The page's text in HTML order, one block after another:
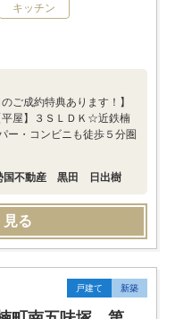
キッチン
ご成約特典あります！】
平屋】３ＳＬＤＫ☆近鉄楠
ー・コンビニも徒歩５分圏
国不動産 黒田 日出樹
見る
戸建て 新築